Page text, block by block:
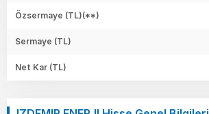
Özsermaye (TL)(**)
Sermaye (TL)
Net Kar (TL)